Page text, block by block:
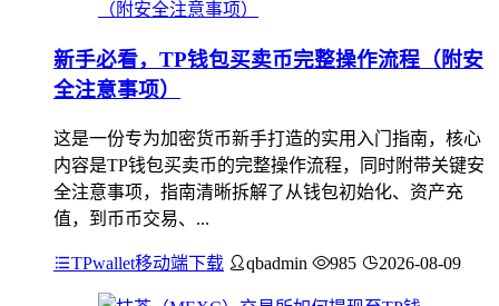
新手必看，TP钱包买卖币完整操作流程（附安
全注意事项）
这是一份专为加密货币新手打造的实用入门指南，核心
内容是TP钱包买卖币的完整操作流程，同时附带关键安
全注意事项，指南清晰拆解了从钱包初始化、资产充
值，到币币交易、...
TPwallet移动端下载 qbadmin 985 2026-08-09